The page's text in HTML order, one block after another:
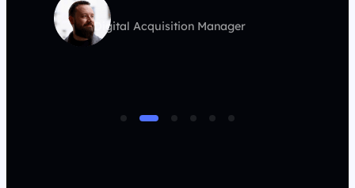
Digital Acquisition Manager